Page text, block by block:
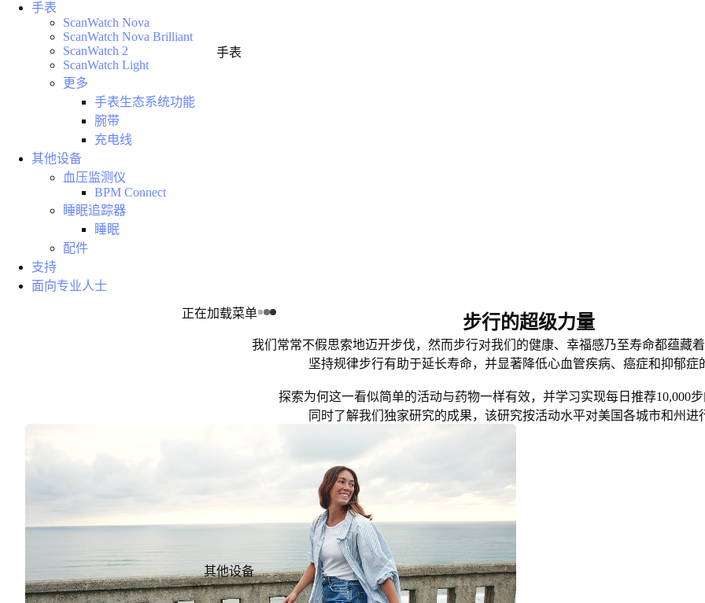
手表
正在加载菜单
其他设备
手表
ScanWatch Nova
ScanWatch Nova Brilliant
ScanWatch 2
ScanWatch Light
更多
手表生态系统功能
腕带
充电线
其他设备
血压监测仪
BPM Connect
睡眠追踪器
睡眠
配件
支持
面向专业人士
步行的超级力量
我们常常不假思索地迈开步伐，然而步行对我们的健康、幸福感乃至寿命都蕴藏着
坚持规律步行有助于延长寿命，并显著降低心血管疾病、癌症和抑郁症
探索为何这一看似简单的活动与药物一样有效，并学习实现每日推荐10,000步
同时了解我们独家研究的成果，该研究按活动水平对美国各城市和州进